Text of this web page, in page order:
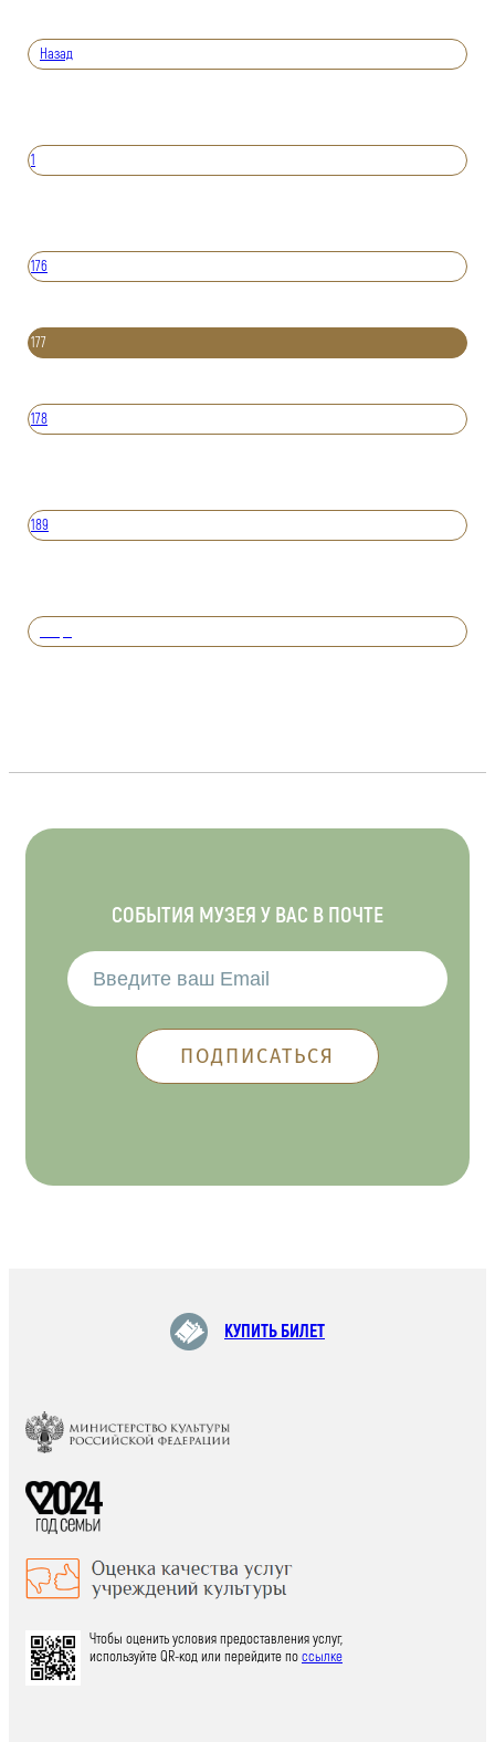
Назад
1
176
177
178
189
СОБЫТИЯ МУЗЕЯ У ВАС В ПОЧТЕ
КУПИТЬ БИЛЕТ
Чтобы оценить условия предоставления услуг,
используйте QR-код или перейдите поссылке